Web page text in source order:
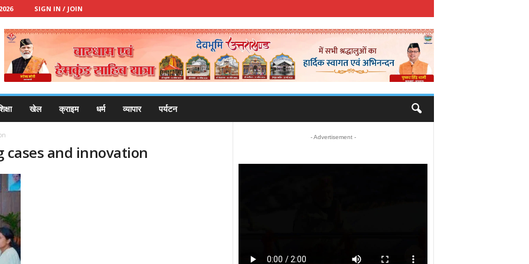
SIGN IN / JOIN
खेल क्राइम धर्म व्यापार पर्यटन
cases and innovation
- Advertisement -